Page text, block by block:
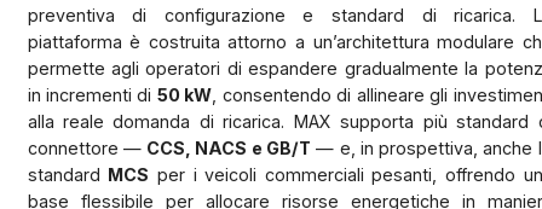
preventiva di configurazione e standard di ricarica.
piattaforma è costruita attorno a un’architettura modulare
permette agli operatori di espandere gradualmente la
in incrementi di 50 kW , consentendo di allineare gli
alla reale domanda di ricarica. MAX supporta più standard
connettore — CCS, NACS e GB/T — e, in prospettiva, anche
standard MCS per i veicoli commerciali pesanti, offrendo
base flessibile per allocare risorse energetiche in